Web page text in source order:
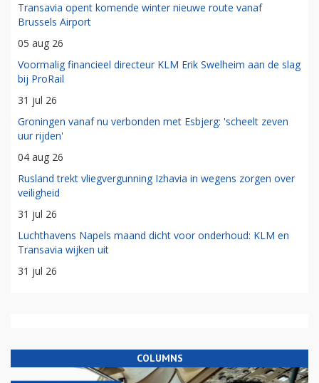
Transavia opent komende winter nieuwe route vanaf
Brussels Airport
05 aug 26
Voormalig financieel directeur KLM Erik Swelheim aan de slag
bij ProRail
31 jul 26
Groningen vanaf nu verbonden met Esbjerg: 'scheelt zeven
uur rijden'
04 aug 26
Rusland trekt vliegvergunning Izhavia in wegens zorgen over
veiligheid
31 jul 26
Luchthavens Napels maand dicht voor onderhoud: KLM en
Transavia wijken uit
31 jul 26
COLUMNS